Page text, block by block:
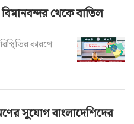
বিমানবন্দর থেকে বাতিল
কারণে
সুযোগ বাংলাদেশিদের